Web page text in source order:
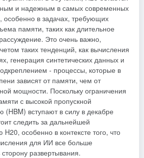
и надежным в самых современных
особенно в задачах, требующих
памяти, таких как длительное
Это очень важно,
таких тенденций, как вычисления
генерация синтетических данных и
- процессы, которые в
зависят от памяти, чем от
мощности. Поскольку ограничения
с высокой пропускной
(HBM) вступают в силу в декабре
следить за дальнейшей
H20, особенно в контексте того, что
для ИИ все больше
развертывания.